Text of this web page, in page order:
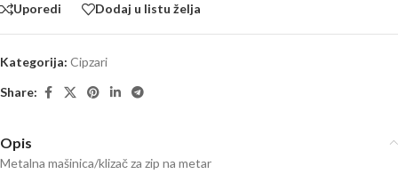
Uporedi Dodaj u listu želja
Kategorija: Cipzari
Share:
Opis
Metalna mašinica/klizač za zip na metar